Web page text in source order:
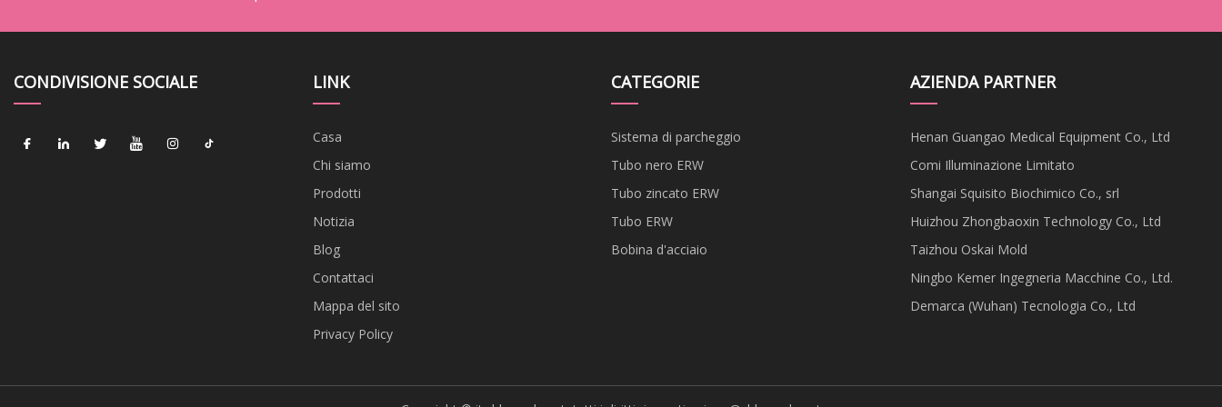
CONDIVISIONE SOCIALE LINK
Casa
Chi siamo
Prodotti
Notizia
Blog
Contattaci
Mappa del sito
Privacy Policy
CATEGORIE
Sistema di parcheggio
Tubo nero ERW
Tubo zincato ERW
Tubo ERW
Bobina d'acciaio
AZIENDA PARTNER
Henan Guangao Medical Equipment Co., Ltd
Comi Illuminazione Limitato
Shangai Squisito Biochimico Co., srl
Huizhou Zhongbaoxin Technology Co., Ltd
Taizhou Oskai Mold
Ningbo Kemer Ingegneria Macchine Co., Ltd.
Demarca (Wuhan) Tecnologia Co., Ltd